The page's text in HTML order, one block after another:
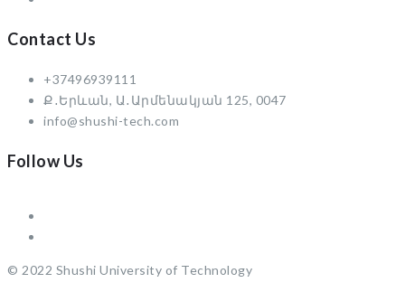
Contact Us
+37496939111
Ք․Երևան, Ա․Արմենակյան 125, 0047
info@shushi-tech.com
Follow Us
© 2022 Shushi University of Technology